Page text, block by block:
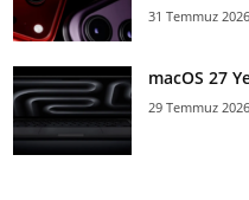
31 Temmuz 2026
macOS 27
29 Temmuz 2026